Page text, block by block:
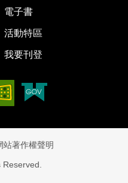
電子書
活動特區
我要刊登
站著作權聲明